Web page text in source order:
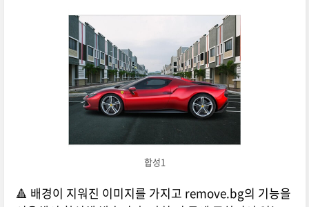
합성1
🔺 배경이 지워진 이미지를 가지고 remove.bg의 기능을